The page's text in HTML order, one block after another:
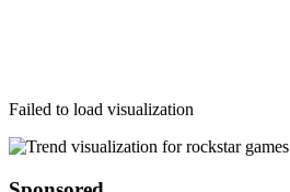
Failed to load visualization